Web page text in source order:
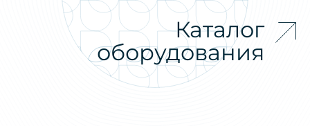
Каталог
оборудования